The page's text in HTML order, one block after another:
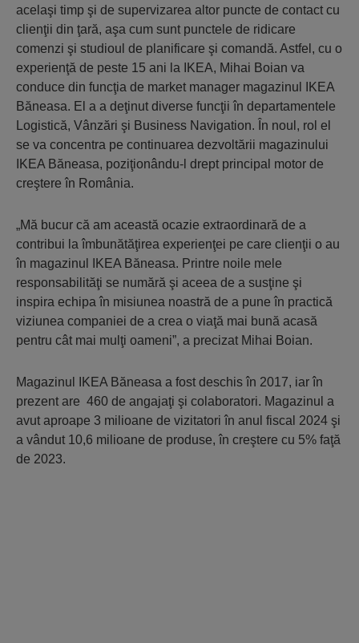
acelaşi timp şi de supervizarea altor puncte de contact cu
clienţii din ţară, aşa cum sunt punctele de ridicare
comenzi şi studioul de planificare şi comandă. Astfel, cu o
experienţă de peste 15 ani la IKEA, Mihai Boian va
conduce din funcţia de market manager magazinul IKEA
Băneasa. El a a deţinut diverse funcţii în departamentele
Logistică, Vânzări şi Business Navigation. În noul, rol el
se va concentra pe continuarea dezvoltării magazinului
IKEA Băneasa, poziţionându-l drept principal motor de
creştere în România.
„Mă bucur că am această ocazie extraordinară de a
contribui la îmbunătăţirea experienţei pe care clienţii o au
în magazinul IKEA Băneasa. Printre noile mele
responsabilităţi se numără şi aceea de a susţine şi
inspira echipa în misiunea noastră de a pune în practică
viziunea companiei de a crea o viaţă mai bună acasă
pentru cât mai mulţi oameni”, a precizat Mihai Boian.
Magazinul IKEA Băneasa a fost deschis în 2017, iar în
prezent are 460 de angajaţi şi colaboratori. Magazinul a
avut aproape 3 milioane de vizitatori în anul fiscal 2024 şi
a vândut 10,6 milioane de produse, în creştere cu 5% faţă
de 2023.